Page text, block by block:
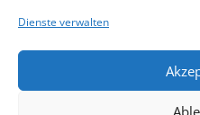
Dienste verwalten